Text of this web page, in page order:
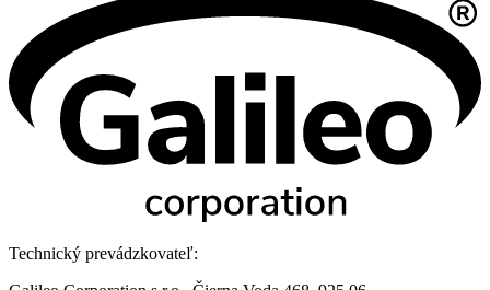
Technický prevádzkovateľ: